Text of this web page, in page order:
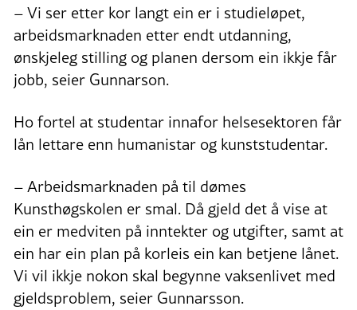
– Vi ser etter kor langt ein er i studieløpet,
arbeidsmarknaden etter endt utdanning,
ønskjeleg stilling og planen dersom ein ikkje får
jobb, seier Gunnarson.
Ho fortel at studentar innafor helsesektoren får
lån lettare enn humanistar og kunststudentar.
– Arbeidsmarknaden på til dømes
Kunsthøgskolen er smal. Då gjeld det å vise at
ein er medviten på inntekter og utgifter, samt at
ein har ein plan på korleis ein kan betjene lånet.
Vi vil ikkje nokon skal begynne vaksenlivet med
gjeldsproblem, seier Gunnarsson.